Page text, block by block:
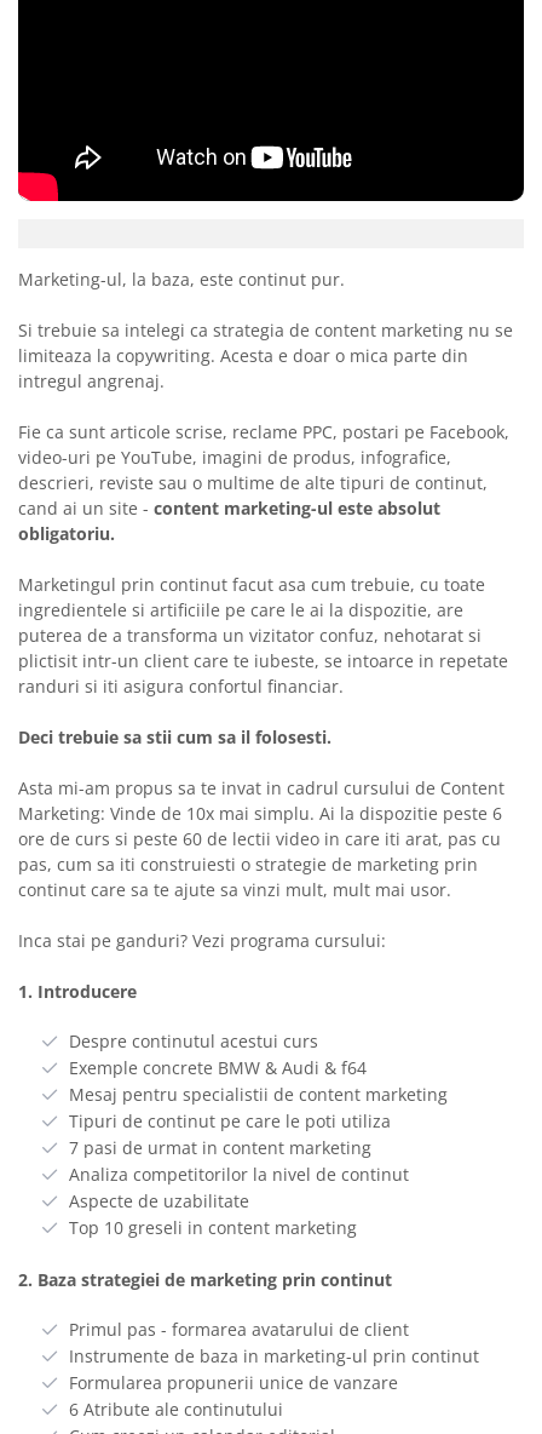
Marketing-ul, la baza, este continut pur.
Si trebuie sa intelegi ca strategia de content marketing nu se
limiteaza la copywriting. Acesta e doar o mica parte din
intregul angrenaj.
Fie ca sunt articole scrise, reclame PPC, postari pe Facebook,
video-uri pe YouTube, imagini de produs, infografice,
descrieri, reviste sau o multime de alte tipuri de continut,
cand ai un site - content marketing-ul este absolut
obligatoriu.
Marketingul prin continut facut asa cum trebuie, cu toate
ingredientele si artificiile pe care le ai la dispozitie, are
puterea de a transforma un vizitator confuz, nehotarat si
plictisit intr-un client care te iubeste, se intoarce in repetate
randuri si iti asigura confortul financiar.
Deci trebuie sa stii cum sa il folosesti.
Asta mi-am propus sa te invat in cadrul cursului de Content
Marketing: Vinde de 10x mai simplu. Ai la dispozitie peste 6
ore de curs si peste 60 de lectii video in care iti arat, pas cu
pas, cum sa iti construiesti o strategie de marketing prin
continut care sa te ajute sa vinzi mult, mult mai usor.
Inca stai pe ganduri? Vezi programa cursului:
1. Introducere
Despre continutul acestui curs
Exemple concrete BMW & Audi & f64
Mesaj pentru specialistii de content marketing
Tipuri de continut pe care le poti utiliza
7 pasi de urmat in content marketing
Analiza competitorilor la nivel de continut
Aspecte de uzabilitate
Top 10 greseli in content marketing
2. Baza strategiei de marketing prin continut
Primul pas - formarea avatarului de client
Instrumente de baza in marketing-ul prin continut
Formularea propunerii unice de vanzare
6 Atribute ale continutului